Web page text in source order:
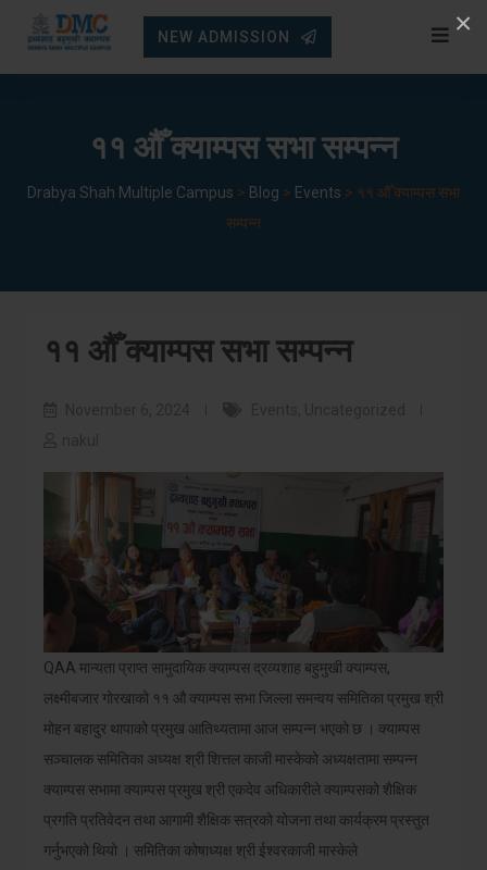
×
content
NEW ADMISSION
११ औँ क्याम्पस सभा सम्पन्न
Drabya Shah Multiple Campus > Blog > Events > ११ औँ क्याम्पस सभा
सम्पन्न
११ औँ क्याम्पस सभा सम्पन्न
QAA मान्यता प्राप्त सामुदायिक क्याम्पस द्रव्यशाह बहुमुखी क्याम्पस,
लक्ष्मीबजार गोरखाको ११ औ क्याम्पस सभा जिल्ला समन्वय समितिका प्रमुख श्री
मोहन बहादुर थापाको प्रमुख आतिथ्यतामा आज सम्पन्न भएको छ । क्याम्पस
सञ्चालक समितिका अध्यक्ष श्री शित्तल काजी मास्केको अध्यक्षतामा सम्पन्न
क्याम्पस सभामा क्याम्पस प्रमुख श्री एकदेव अधिकारीले क्याम्पसको शैक्षिक
प्रगति प्रतिवेदन तथा आगामी शैक्षिक सत्रको योजना तथा कार्यक्रम प्रस्तुत
गर्नुभएको थियो । समितिका कोषाध्यक्ष श्री ईश्वरकाजी मास्केले